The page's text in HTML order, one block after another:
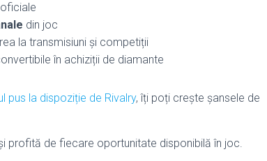
din joc
la transmisiuni și competiții
în achiziții de diamante
pus la dispoziție de Rivalry, îți poți crește șansele de
profită de fiecare oportunitate disponibilă în joc.